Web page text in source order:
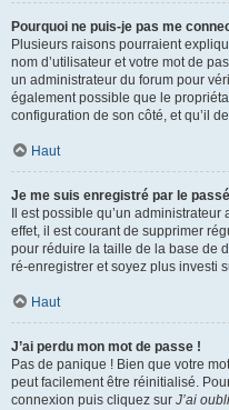
Pourquoi ne puis-je pas me
Plusieurs raisons pourraient
nom d’utilisateur et votre mot de
un administrateur du forum pour
également possible que le
configuration de son côté, et qu’il
Haut
Je me suis enregistré par le
Il est possible qu’un
effet, il est courant de supprimer
pour réduire la taille de la base de
ré-enregistrer et soyez plus investi
Haut
J’ai perdu mon mot de passe !
Pas de panique ! Bien que votre
peut facilement être réinitialisé.
connexion puis cliquez sur J’ai